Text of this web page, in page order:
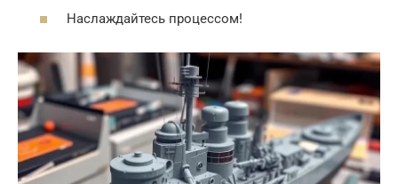
Наслаждайтесь процессом!